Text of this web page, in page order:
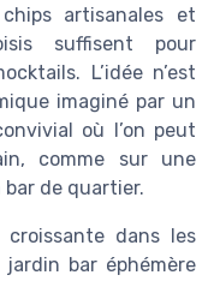
artisanales et
suffisent pour
L’idée n’est
imaginé par un
où l’on peut
comme sur une
bar de quartier.
dans les
bar éphémère